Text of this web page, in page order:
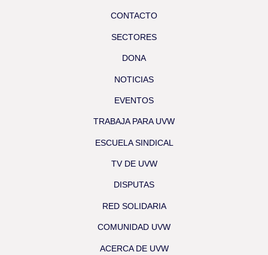
CONTACTO
SECTORES
DONA
NOTICIAS
EVENTOS
TRABAJA PARA UVW
ESCUELA SINDICAL
TV DE UVW
DISPUTAS
RED SOLIDARIA
COMUNIDAD UVW
ACERCA DE UVW